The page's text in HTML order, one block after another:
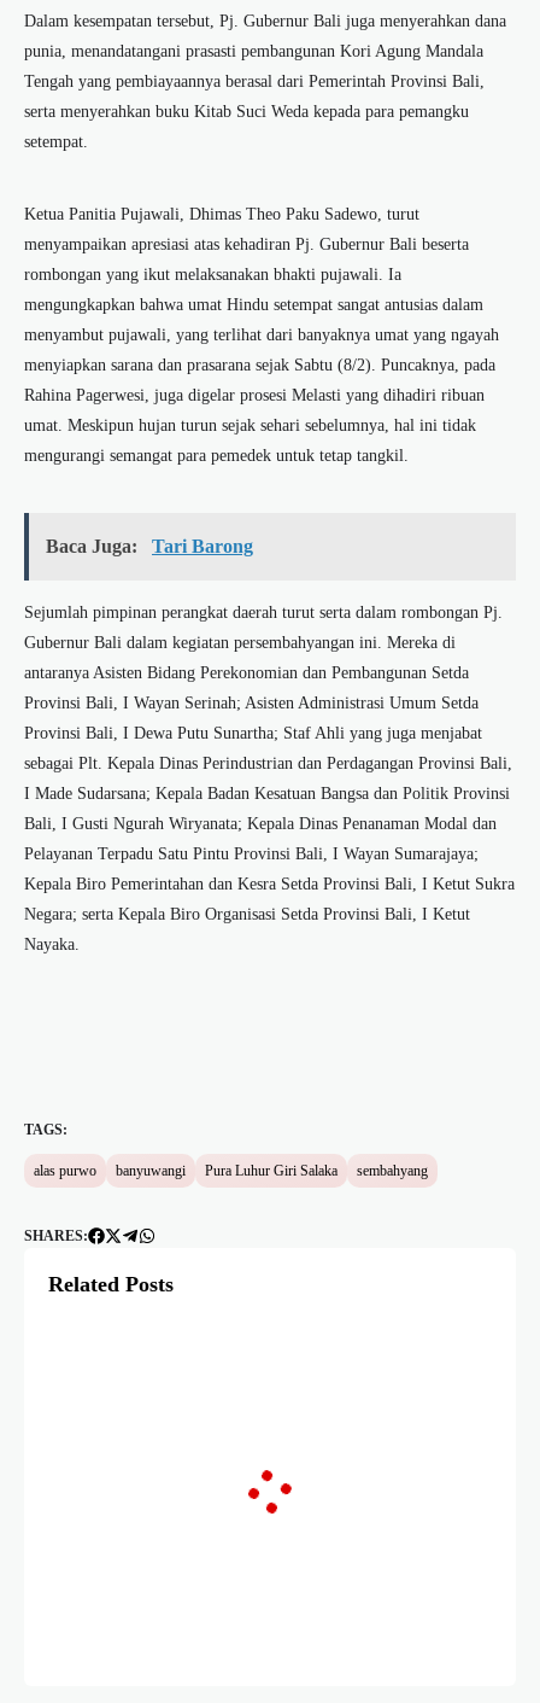
Dalam kesempatan tersebut, Pj. Gubernur Bali juga menyerahkan dana
punia, menandatangani prasasti pembangunan Kori Agung Mandala
Tengah yang pembiayaannya berasal dari Pemerintah Provinsi Bali,
serta menyerahkan buku Kitab Suci Weda kepada para pemangku
setempat.
Ketua Panitia Pujawali, Dhimas Theo Paku Sadewo, turut
menyampaikan apresiasi atas kehadiran Pj. Gubernur Bali beserta
rombongan yang ikut melaksanakan bhakti pujawali. Ia
mengungkapkan bahwa umat Hindu setempat sangat antusias dalam
menyambut pujawali, yang terlihat dari banyaknya umat yang ngayah
menyiapkan sarana dan prasarana sejak Sabtu (8/2). Puncaknya, pada
Rahina Pagerwesi, juga digelar prosesi Melasti yang dihadiri ribuan
umat. Meskipun hujan turun sejak sehari sebelumnya, hal ini tidak
mengurangi semangat para pemedek untuk tetap tangkil.
Baca Juga: Tari Barong
Sejumlah pimpinan perangkat daerah turut serta dalam rombongan Pj.
Gubernur Bali dalam kegiatan persembahyangan ini. Mereka di
antaranya Asisten Bidang Perekonomian dan Pembangunan Setda
Provinsi Bali, I Wayan Serinah; Asisten Administrasi Umum Setda
Provinsi Bali, I Dewa Putu Sunartha; Staf Ahli yang juga menjabat
sebagai Plt. Kepala Dinas Perindustrian dan Perdagangan Provinsi Bali,
I Made Sudarsana; Kepala Badan Kesatuan Bangsa dan Politik Provinsi
Bali, I Gusti Ngurah Wiryanata; Kepala Dinas Penanaman Modal dan
Pelayanan Terpadu Satu Pintu Provinsi Bali, I Wayan Sumarajaya;
Kepala Biro Pemerintahan dan Kesra Setda Provinsi Bali, I Ketut Sukra
Negara; serta Kepala Biro Organisasi Setda Provinsi Bali, I Ketut
Nayaka.
TAGS:
alas purwo banyuwangi Pura Luhur Giri Salaka sembahyang
SHARES:
Related Posts